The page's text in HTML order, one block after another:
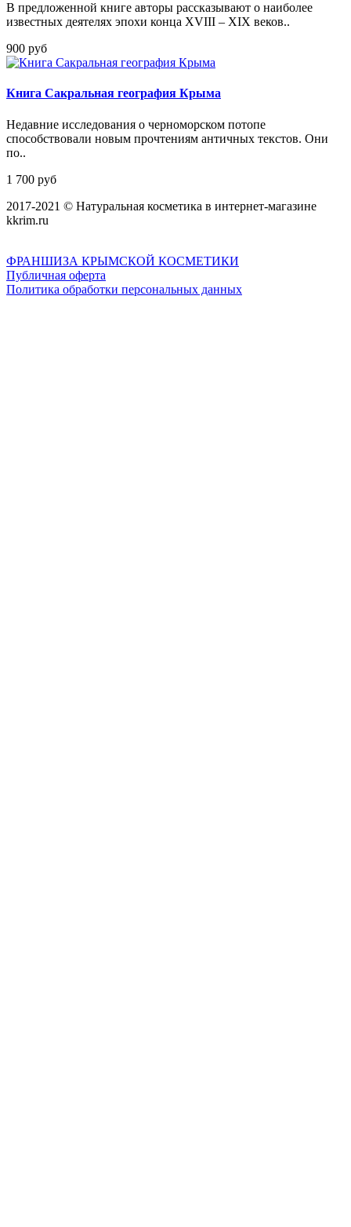
В предложенной книге авторы рассказывают о наиболее
известных деятелях эпохи конца XVIII – XIX веков..
900 руб
Книга Сакральная география Крыма
Недавние исследования о черноморском потопе
способствовали новым прочтениям античных текстов. Они
по..
1 700 руб
2017-2021 © Натуральная косметика в интернет-магазине
kkrim.ru
ФРАНШИЗА КРЫМСКОЙ КОСМЕТИКИ
Публичная оферта
Политика обработки персональных данных